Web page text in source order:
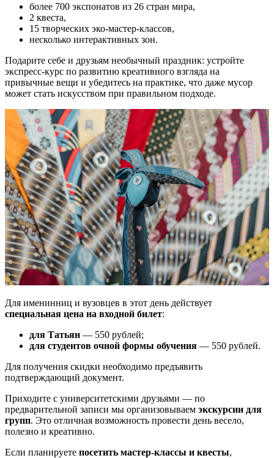
более 700 экспонатов из 26 стран мира,
2 квеста,
15 творческих эко-мастер-классов,
несколько интерактивных зон.
Подарите себе и друзьям необычный праздник: устройте
экспресс-курс по развитию креативного взгляда на
привычные вещи и убедитесь на практике, что даже мусор
может стать искусством при правильном подходе.
Для именинниц и вузовцев в этот день действует
специальная цена на входной билет:
для Татьян — 550 рублей;
для студентов очной формы обучения — 550 рублей.
Для получения скидки необходимо предъявить
подтверждающий документ.
Приходите с университетскими друзьями — по
предварительной записи мы организовываем экскурсии для
групп. Это отличная возможность провести день весело,
полезно и креативно.
Если планируете посетить мастер-классы и квесты,